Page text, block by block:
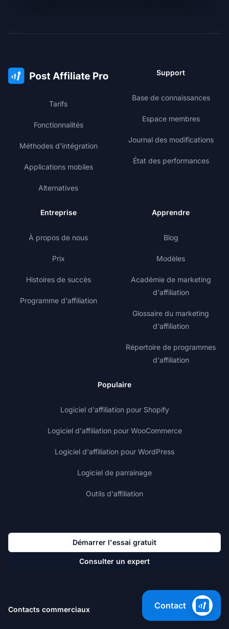
Tarifs
Fonctionnalités
Méthodes d'intégration
Applications mobiles
Alternatives
Support
Base de connaissances
Espace membres
Journal des modifications
État des performances
Entreprise
À propos de nous
Prix
Histoires de succès
Programme d'affiliation
Apprendre
Blog
Modèles
Académie de marketing
d'affiliation
Glossaire du marketing
d'affiliation
Répertoire de programmes
d'affiliation
Populaire
Logiciel d'affiliation pour Shopify
Logiciel d'affiliation pour WooCommerce
Logiciel d'affiliation pour WordPress
Logiciel de parrainage
Outils d'affiliation
Démarrer l'essai gratuit
Consulter un expert
Contacts commerciaux Contact